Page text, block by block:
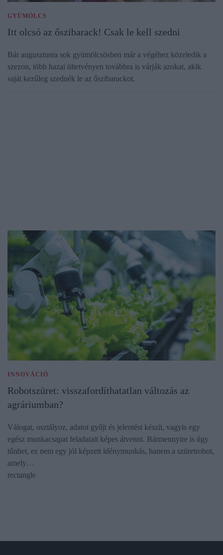
GYÜMÖLCS
Itt olcsó az őszibarack! Csak le kell szedni
Bár augusztusra sok gyümölcsösben már a végéhez közeledik a
szezon, több hazai ültetvényen továbbra is várják azokat, akik
saját kezűleg szednék le az őszibarackot.
INNOVÁCIÓ
Robotszüret: visszafordíthatatlan változás az
agráriumban?
Válogat, osztályoz, adatot gyűjt és jelentést készít, vagyis egy
egész munkacsapat feladatait képes átvenni. Bármennyire is úgy
tűnhet, ez nem egy jól képzett idénymunkás, hanem a szüretrobot,
amely…
rectangle